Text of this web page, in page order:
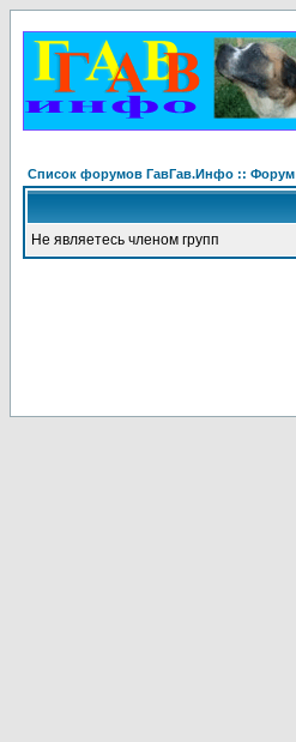
Список форумов ГавГав.Инфо :: Форум
Не являетесь членом групп